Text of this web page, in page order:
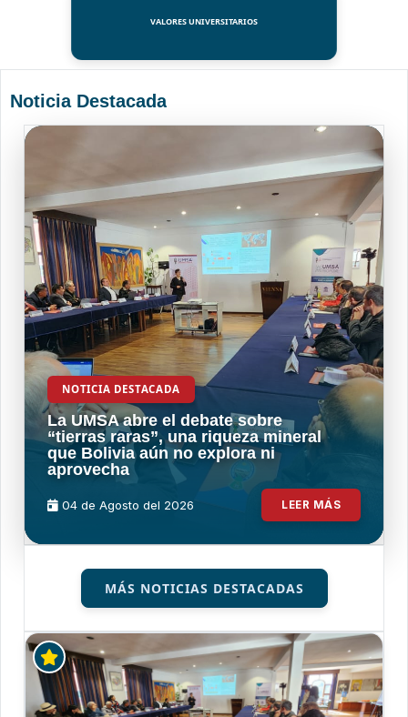
VALORES UNIVERSITARIOS
Noticia Destacada
NOTICIA DESTACADA
La UMSA abre el debate sobre
“tierras raras”, una riqueza mineral
que Bolivia aún no explora ni
aprovecha
04 de Agosto del 2026 LEER MÁS
MÁS NOTICIAS DESTACADAS